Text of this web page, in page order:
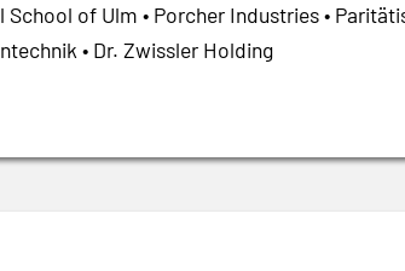
School of Ulm • Porcher Industries •
• Dr. Zwissler Holding